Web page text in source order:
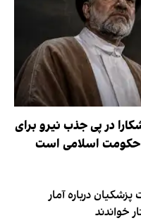
در پی جذب نیرو برای
حکومت اسلامی است
درباره آمار
خواندند